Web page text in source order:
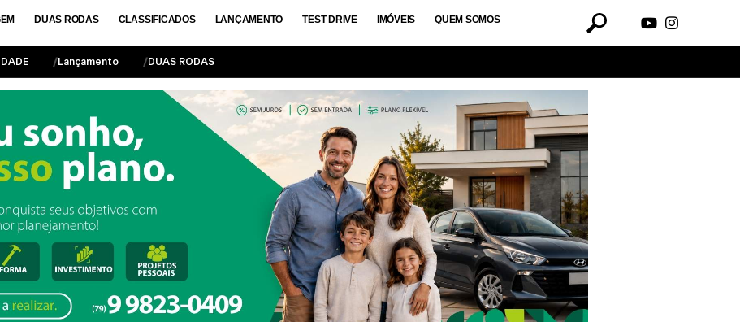
DUAS RODAS CLASSIFICADOS LANÇAMENTO TEST DRIVE IMÓVEIS QUEM SOMOS
Lançamento DUAS RODAS